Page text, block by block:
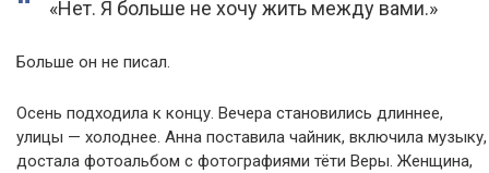
«Нет. Я больше не хочу жить между вами.»
Больше он не писал.
Осень подходила к концу. Вечера становились длиннее,
улицы — холоднее. Анна поставила чайник, включила музыку,
достала фотоальбом с фотографиями тёти Веры. Женщина,